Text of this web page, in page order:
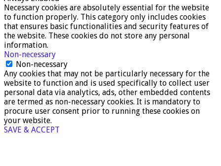
Necessary cookies are absolutely essential for the website
to function properly. This category only includes cookies
that ensures basic functionalities and security features of
the website. These cookies do not store any personal
information.
Non-necessary
Non-necessary
Any cookies that may not be particularly necessary for the
website to function and is used specifically to collect user
personal data via analytics, ads, other embedded contents
are termed as non-necessary cookies. It is mandatory to
procure user consent prior to running these cookies on
your website.
SAVE & ACCEPT